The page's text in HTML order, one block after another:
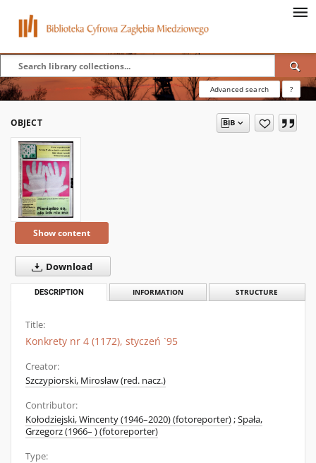
Advanced search ?
OBJECT
Show content
Download
DESCRIPTION INFORMATION STRUCTURE
Title:
Konkrety nr 4 (1172), styczeń `95
Creator:
Szczypiorski, Mirosław (red. nacz.)
Contributor:
Kołodziejski, Wincenty (1946–2020) (fotoreporter);Spała,
Grzegorz (1966– ) (fotoreporter)
Type: